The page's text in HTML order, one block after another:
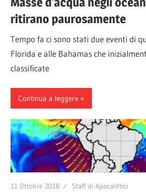
ritirano paurosamente
Tempo fa ci sono stati due eventi di
Florida e alle Bahamas che
classificate
Continua a leggere
11 Ottobre 2018 Staff di Apocalittici